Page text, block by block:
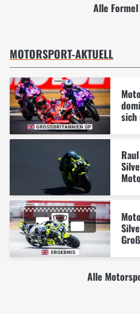
Alle Formel
MOTORSPORT-AKTUELL
sich
Alle